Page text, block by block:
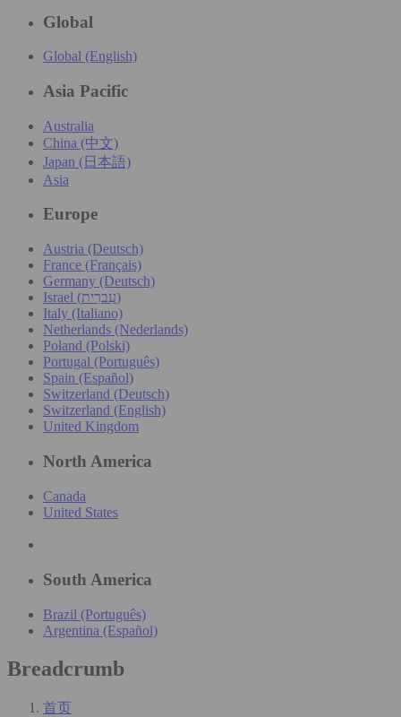
Global
Global (English)
Asia Pacific
Australia
China (中文)
Japan (日本語)
Asia
Europe
Austria (Deutsch)
France (Français)
Germany (Deutsch)
Israel (עִברִית)
Italy (Italiano)
Netherlands (Nederlands)
Poland (Polski)
Portugal (Português)
Spain (Español)
Switzerland (Deutsch)
Switzerland (English)
United Kingdom
North America
Canada
United States
South America
Brazil (Português)
Argentina (Español)
Breadcrumb
首页